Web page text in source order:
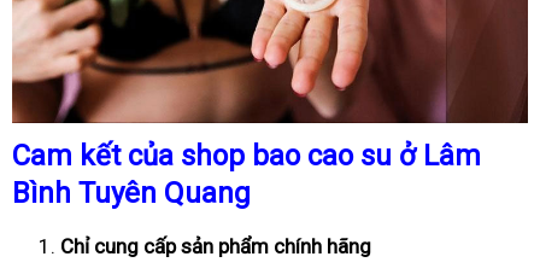
Cam kết của shop bao cao su ở Lâm
Bình Tuyên Quang
Chỉ cung cấp sản phẩm chính hãng